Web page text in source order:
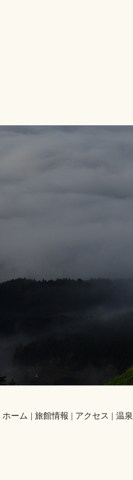
ホーム 旅館情報 アクセス 温泉